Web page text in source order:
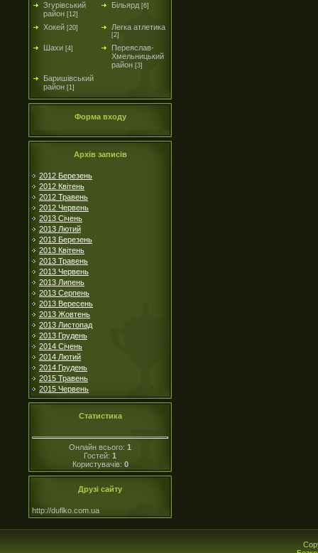
Згурівський
район [12]
Більярд [6]
Хокей [20] Легка атлетика
[2]
Шахи [4]
Переяслав-
Хмельницький
район [3]
Баришівський
район [1]
Форма входу
Архів записів
2012 Березень
2012 Квітень
2012 Травень
2012 Червень
2013 Січень
2013 Лютий
2013 Березень
2013 Квітень
2013 Травень
2013 Червень
2013 Липень
2013 Серпень
2013 Вересень
2013 Жовтень
2013 Листопад
2013 Грудень
2014 Січень
2014 Лютий
2014 Грудень
2015 Травень
2015 Червень
Статистика
Онлайн всього: 1
Гостей: 1
Користувачів: 0
Друзі сайту
http://duflko.com.ua